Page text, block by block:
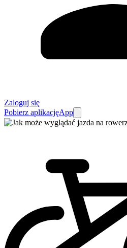
Zaloguj się
Pobierz aplikacjęApp